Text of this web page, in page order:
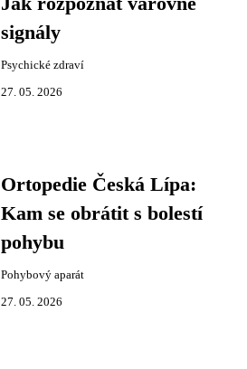
signály
Psychické zdraví
27. 05. 2026
Ortopedie Česká Lípa:
Kam se obrátit s bolestí
pohybu
Pohybový aparát
27. 05. 2026